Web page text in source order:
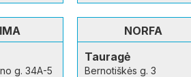
g. 34A-5
NORFA
Tauragė
Bernotiškės g. 3